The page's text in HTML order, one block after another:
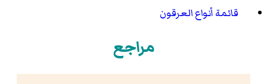
قائمة أنواع العرقون
مراجع